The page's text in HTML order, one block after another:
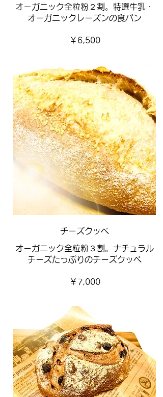
オーガニック全粒粉２割。特選牛乳・
オーガニックレーズンの食パン
￥6,500
チーズクッペ
オーガニック全粒粉３割。ナチュラル
チーズたっぷりのチーズクッペ
￥7,000